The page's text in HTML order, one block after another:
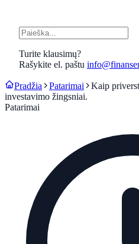
Turite klausimų?
Rašykite el. paštu
Pradžia Patarimai
Kaip
investavimo žingsniai.
Patarimai